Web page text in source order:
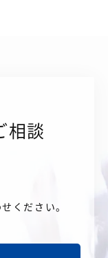
相談
ください。